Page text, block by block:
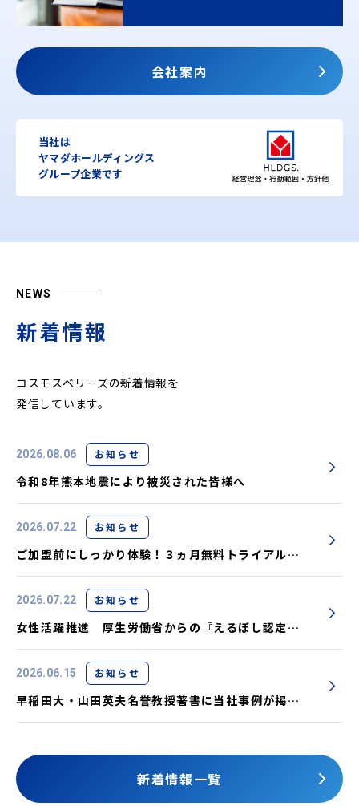
会社案内
当社は
ヤマダホールディングス
グループ企業です
NEWS
新着情報
コスモスベリーズの新着情報を
発信しています。
2026.08.06 お知らせ
令和8年熊本地震により被災された皆様へ
2026.07.22 お知らせ
ご加盟前にしっかり体験！３ヵ月無料トライアル実
施中です
2026.07.22 お知らせ
女性活躍推進 厚生労働省からの『えるぼし認定』
取得しました
2026.06.15 お知らせ
早稲田大・山田英夫名誉教授著書に当社事例が掲載
されました
新着情報一覧